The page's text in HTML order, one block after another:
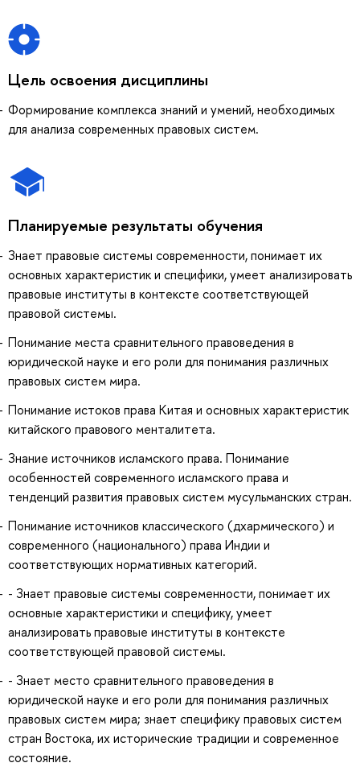
Цель освоения дисциплины
Формирование комплекса знаний и умений, необходимых
для анализа современных правовых систем.
Планируемые результаты обучения
Знает правовые системы современности, понимает их
основных характеристик и специфики, умеет анализировать
правовые институты в контексте соответствующей
правовой системы.
Понимание места сравнительного правоведения в
юридической науке и его роли для понимания различных
правовых систем мира.
Понимание истоков права Китая и основных характеристик
китайского правового менталитета.
Знание источников исламского права. Понимание
особенностей современного исламского права и
тенденций развития правовых систем мусульманских стран.
Понимание источников классического (дхармического) и
современного (национального) права Индии и
соответствующих нормативных категорий.
- Знает правовые системы современности, понимает их
основные характеристики и специфику, умеет
анализировать правовые институты в контексте
соответствующей правовой системы.
- Знает место сравнительного правоведения в
юридической науке и его роли для понимания различных
правовых систем мира; знает специфику правовых систем
стран Востока, их исторические традиции и современное
состояние.